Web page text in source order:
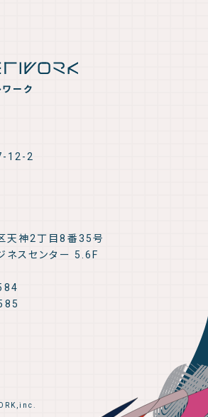
ワーク
12-2
天神2丁目8番35号
ネスセンター 5.6F